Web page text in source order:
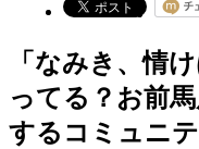
「なみき、情
ってる？お前
するコミュニ